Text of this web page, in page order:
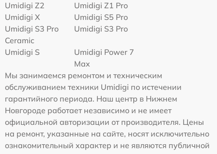
Umidigi Z2
Umidigi Z1 Pro
Umidigi X
Umidigi S5 Pro
Umidigi S3 Pro
Ceramic
Umidigi S3 Pro
Umidigi S
Umidigi Power 7
Max
Мы занимаемся ремонтом и техническим
обслуживанием техники Umidigi по истечении
гарантийного периода. Наш центр в Нижнем
Новгороде работает независимо и не имеет
официальной авторизации от производителя. Цены
на ремонт, указанные на сайте, носят исключительно
ознакомительный характер и не являются публичной